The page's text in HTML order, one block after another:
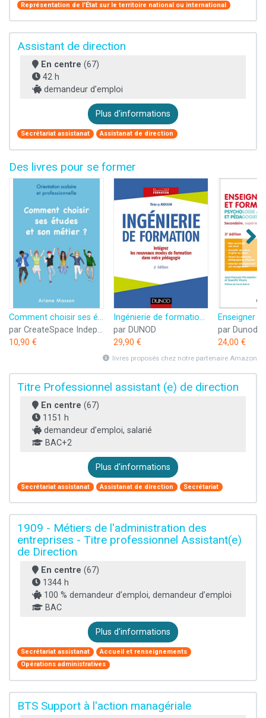
Représentation de l'État sur le territoire national ou international
Assistant de direction
En centre (67)
42 h
demandeur d’emploi
Plus d'informations
Secrétariat assistanat Assistanat de direction
Des livres pour se former
Comment choisir ses études et son métier: Orientation scolaire et professionnelle
par CreateSpace Independent Publishing Platform
10,90 €
Ingénierie de formation - 5e éd. -Intégrez les nouveaux modes de formation dans votre pédagogie: Intégrez les nouveaux modes de formation dans votre pédagogie
par DUNOD
29,90 €
par Dunod
24,00 €
livres proposés chez notre partenaire Amazon
Titre Professionnel assistant (e) de direction
En centre (67)
1151 h
demandeur d’emploi, salarié
BAC+2
Plus d'informations
Secrétariat assistanat Assistanat de direction Secrétariat
1909 - Métiers de l'administration des
entreprises - Titre professionnel Assistant(e)
de Direction
En centre (67)
1344 h
100 % demandeur d’emploi, demandeur d’emploi
BAC
Plus d'informations
Secrétariat assistanat
Accueil et renseignements
Opérations administratives
BTS Support à l'action managériale